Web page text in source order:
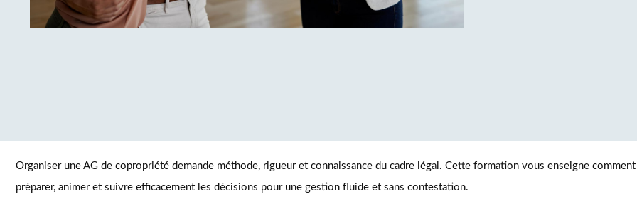
Organiser une AG de copropriété demande méthode, rigueur et connaissance du cadre légal. Cette formation vous enseigne comment
préparer, animer et suivre efficacement les décisions pour une gestion fluide et sans contestation.